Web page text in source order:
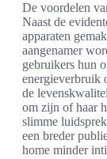
De voordelen
Naast de
apparaten
aangenamer
gebruikers hun
energieverbruik
de
om zijn of haar
slimme
een breder
home minder